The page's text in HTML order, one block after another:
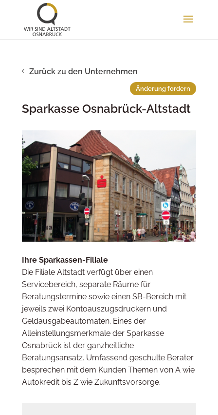
Zurück zu den Unternehmen
Änderung fordern
Sparkasse Osnabrück-Altstadt
Ihre Sparkassen-Filiale
Die Filiale Altstadt verfügt über einen
Servicebereich, separate Räume für
Beratungstermine sowie einen SB-Bereich mit
jeweils zwei Kontoauszugsdruckern und
Geldausgabeautomaten. Eines der
Alleinstellungsmerkmale der Sparkasse
Osnabrück ist der ganzheitliche
Beratungsansatz. Umfassend geschulte Berater
besprechen mit dem Kunden Themen von A wie
Autokredit bis Z wie Zukunftsvorsorge.